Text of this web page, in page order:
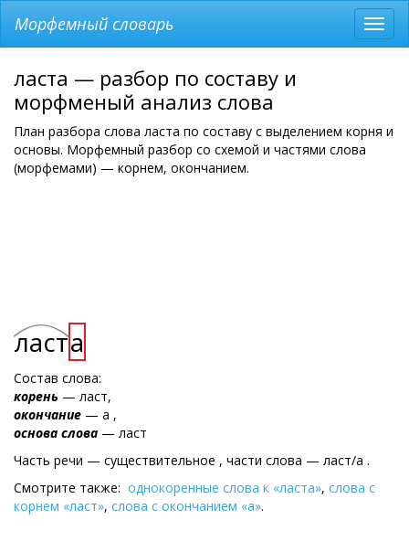
меню
Морфемный словарь
ласта — разбор по составу и
морфменый анализ слова
План разбора слова ласта по составу с выделением корня и
основы. Морфемный разбор со схемой и частями слова
(морфемами) — корнем, окончанием.
ласта
Состав слова:
корень — ласт,
окончание — а ,
основа слова — ласт
Часть речи — существительное , части слова — ласт/а .
Смотрите также: однокоренные слова к «ласта», слова с
корнем «ласт», слова с окончанием «а».